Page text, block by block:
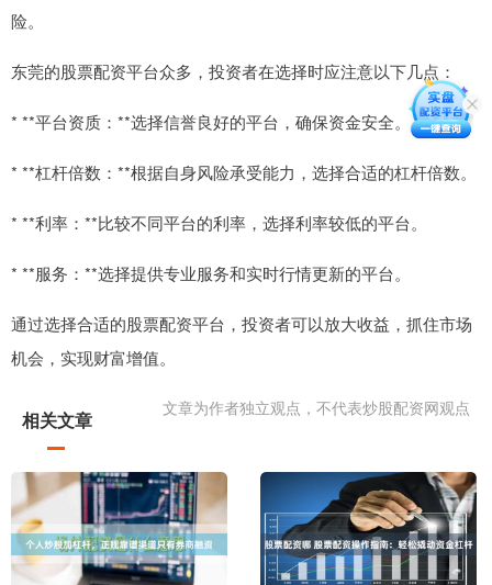
险。
东莞的股票配资平台众多，投资者在选择时应注意以下几点：
* **平台资质：**选择信誉良好的平台，确保资金安全。
* **杠杆倍数：**根据自身风险承受能力，选择合适的杠杆倍数。
* **利率：**比较不同平台的利率，选择利率较低的平台。
* **服务：**选择提供专业服务和实时行情更新的平台。
通过选择合适的股票配资平台，投资者可以放大收益，抓住市场
机会，实现财富增值。
文章为作者独立观点，不代表炒股配资网观点
相关文章